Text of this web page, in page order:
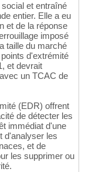
et entraîné
entier. Elle a eu
et de la réponse
imposé
taille du marché
d'extrémité
et devrait
un TCAC de
(EDR) offrent
de détecter les
immédiat d'une
d'analyser les
et de
les supprimer ou